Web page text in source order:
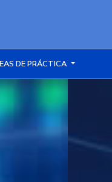
DE PRÁCTICA